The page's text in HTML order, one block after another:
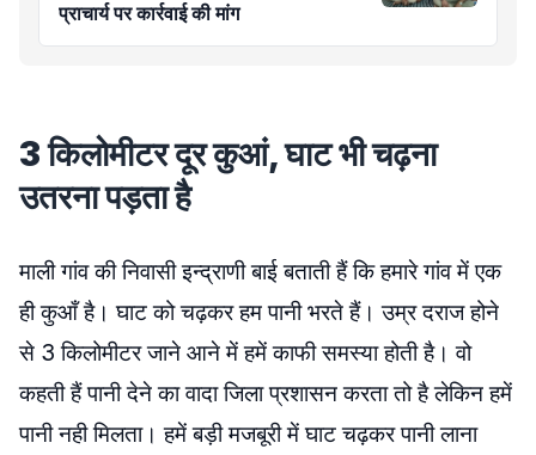
प्राचार्य पर कार्रवाई की मांग
3 किलोमीटर दूर कुआं, घाट भी चढ़ना
उतरना पड़ता है
माली गांव की निवासी इन्द्राणी बाई बताती हैं कि हमारे गांव में एक
ही कुआँ है। घाट को चढ़कर हम पानी भरते हैं। उम्र दराज होने
से 3 किलोमीटर जाने आने में हमें काफी समस्या होती है। वो
कहती हैं पानी देने का वादा जिला प्रशासन करता तो है लेकिन हमें
पानी नही मिलता। हमें बड़ी मजबूरी में घाट चढ़कर पानी लाना